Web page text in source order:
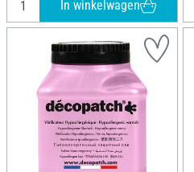
In winkelwagen